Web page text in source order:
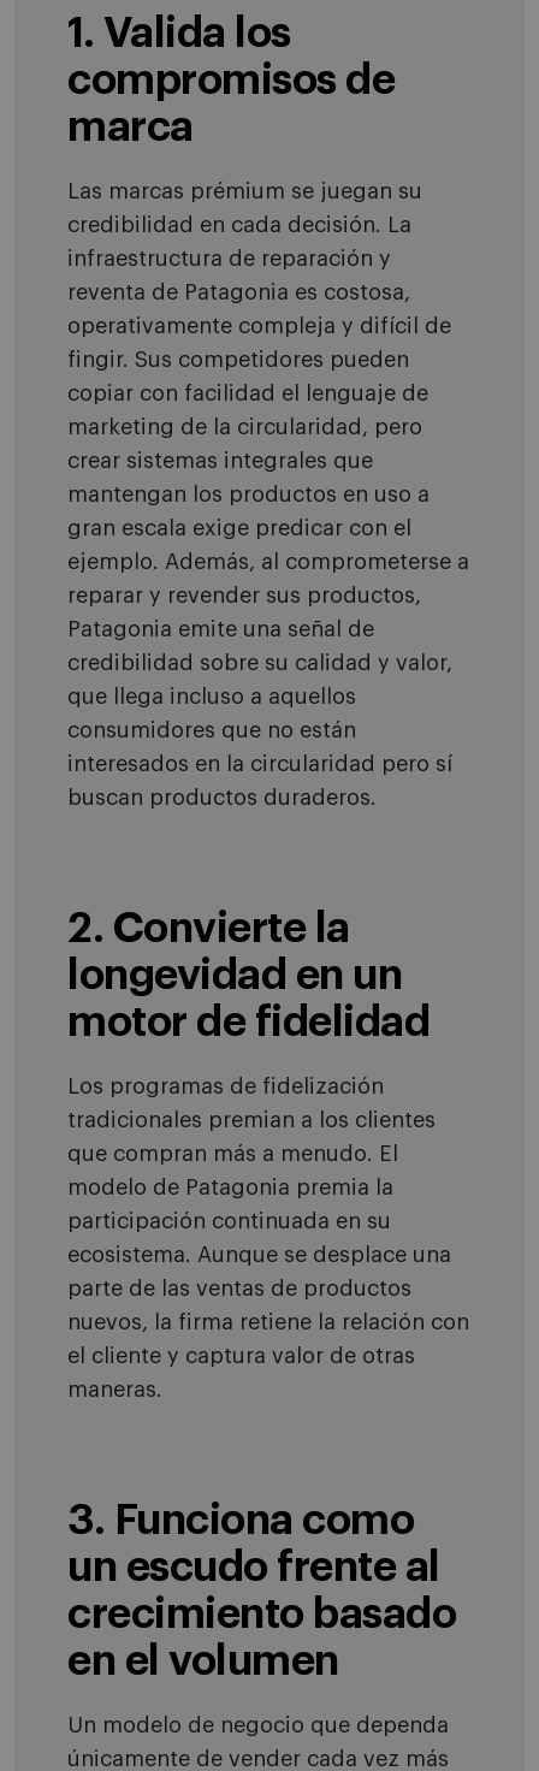
1. Valida los
compromisos de
marca
Las marcas prémium se juegan su
credibilidad en cada decisión. La
infraestructura de reparación y
reventa de Patagonia es costosa,
operativamente compleja y difícil de
fingir. Sus competidores pueden
copiar con facilidad el lenguaje de
marketing de la circularidad, pero
crear sistemas integrales que
mantengan los productos en uso a
gran escala exige predicar con el
ejemplo. Además, al comprometerse a
reparar y revender sus productos,
Patagonia emite una señal de
credibilidad sobre su calidad y valor,
que llega incluso a aquellos
consumidores que no están
interesados en la circularidad pero sí
buscan productos duraderos.
2. Convierte la
longevidad en un
motor de fidelidad
Los programas de fidelización
tradicionales premian a los clientes
que compran más a menudo. El
modelo de Patagonia premia la
participación continuada en su
ecosistema. Aunque se desplace una
parte de las ventas de productos
nuevos, la firma retiene la relación con
el cliente y captura valor de otras
maneras.
3. Funciona como
un escudo frente al
crecimiento basado
en el volumen
Un modelo de negocio que dependa
únicamente de vender cada vez más